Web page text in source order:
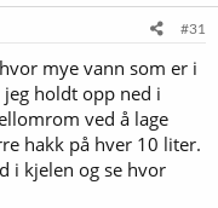
#31
mye vann som er i
jeg holdt opp ned i
ved å lage
hakk på hver 10 liter.
i kjelen og se hvor